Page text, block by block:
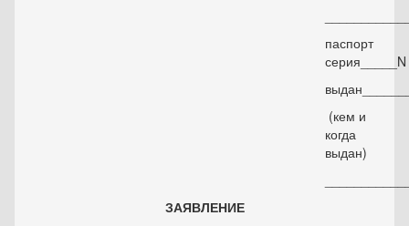
паспорт
(кем и
когда
выдан)
ЗАЯВЛЕНИЕ